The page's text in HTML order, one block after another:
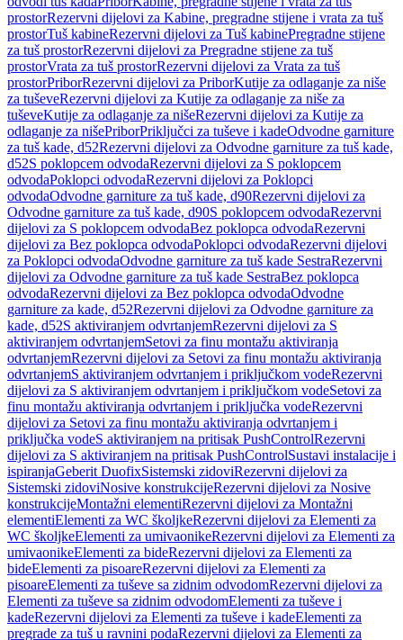
prostorRezervni dijelovi za Kabine, pregradne stijene i vrata za tuš
prostorTuš kabineRezervni dijelovi za Tuš kabinePregradne stijene
za tuš prostorRezervni dijelovi za Pregradne stijene za tuš
prostorVrata za tuš prostorRezervni dijelovi za Vrata za tuš
prostorPriborRezervni dijelovi za PriborKutije za odlaganje za niše
za tuševeRezervni dijelovi za Kutije za odlaganje za niše za
tuševeKutije za odlaganje za nišeRezervni dijelovi za Kutije za
odlaganje za nišePriborPriključci za tuševe i kadeOdvodne garniture
za tuš kade, d52Rezervni dijelovi za Odvodne garniture za tuš kade,
d52S poklopcem odvodaRezervni dijelovi za S poklopcem
odvodaPoklopci odvodaRezervni dijelovi za Poklopci
odvodaOdvodne garniture za tuš kade, d90Rezervni dijelovi za
Odvodne garniture za tuš kade, d90S poklopcem odvodaRezervni
dijelovi za S poklopcem odvodaBez poklopca odvodaRezervni
dijelovi za Bez poklopca odvodaPoklopci odvodaRezervni dijelovi
za Poklopci odvodaOdvodne garniture za tuš kade SestraRezervni
dijelovi za Odvodne garniture za tuš kade SestraBez poklopca
odvodaRezervni dijelovi za Bez poklopca odvodaOdvodne
garniture za kade, d52Rezervni dijelovi za Odvodne garniture za
kade, d52S aktiviranjem odvrtanjemRezervni dijelovi za S
aktiviranjem odvrtanjemSetovi za finu montažu aktiviranja
odvrtanjemRezervni dijelovi za Setovi za finu montažu aktiviranja
odvrtanjemS aktiviranjem odvrtanjem i priključkom vodeRezervni
dijelovi za S aktiviranjem odvrtanjem i priključkom vodeSetovi za
finu montažu aktiviranja odvrtanjem i priključka vodeRezervni
dijelovi za Setovi za finu montažu aktiviranja odvrtanjem i
priključka vodeS aktiviranjem na pritisak PushControlRezervni
dijelovi za S aktiviranjem na pritisak PushControlSustavi instalacije i
ispiranjaGeberit DuofixSistemski zidoviRezervni dijelovi za
Sistemski zidoviNosive konstrukcijeRezervni dijelovi za Nosive
konstrukcijeMontažni elementiRezervni dijelovi za Montažni
elementiElementi za WC školjkeRezervni dijelovi za Elementi za
WC školjkeElementi za umivaonikeRezervni dijelovi za Elementi za
umivaonikeElementi za bideRezervni dijelovi za Elementi za
bideElementi za pisoareRezervni dijelovi za Elementi za
pisoareElementi za tuševe sa zidnim odvodomRezervni dijelovi za
Elementi za tuševe sa zidnim odvodomElementi za tuševe i
kadeRezervni dijelovi za Elementi za tuševe i kadeElementi za
pregrade za tuš u ravnini podaRezervni dijelovi za Elementi za